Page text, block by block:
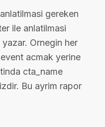
gereken
ile anlatilmasi
Ornegin her
acmak yerine
cta_name
Bu ayrim rapor